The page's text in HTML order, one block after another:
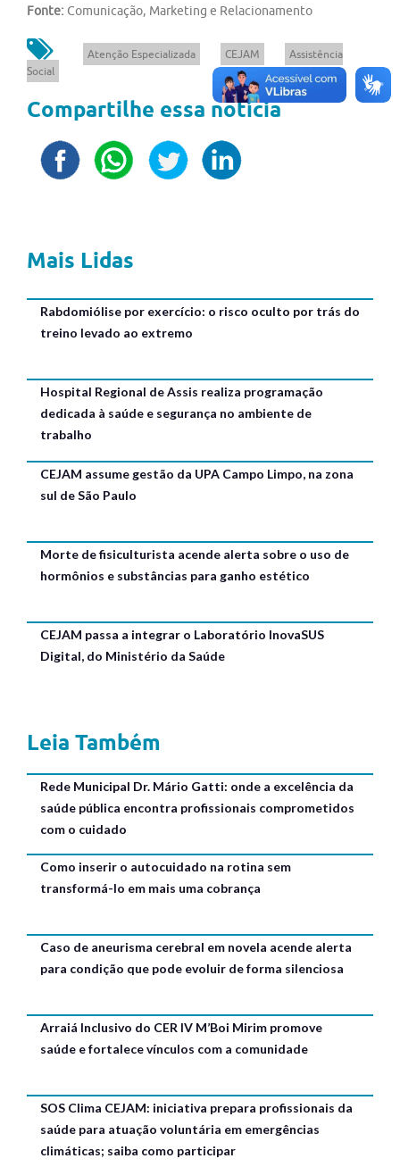
Fonte: Comunicação, Marketing e Relacionamento
Atenção Especializada CEJAM
Assistência
Social
Compartilhe essa notícia
Mais Lidas
Rabdomiólise por exercício: o risco oculto por trás do
treino levado ao extremo
Hospital Regional de Assis realiza programação
dedicada à saúde e segurança no ambiente de
trabalho
CEJAM assume gestão da UPA Campo Limpo, na zona
sul de São Paulo
Morte de fisiculturista acende alerta sobre o uso de
hormônios e substâncias para ganho estético
CEJAM passa a integrar o Laboratório InovaSUS
Digital, do Ministério da Saúde
Leia Também
Rede Municipal Dr. Mário Gatti: onde a excelência da
saúde pública encontra profissionais comprometidos
com o cuidado
Como inserir o autocuidado na rotina sem
transformá-lo em mais uma cobrança
Caso de aneurisma cerebral em novela acende alerta
para condição que pode evoluir de forma silenciosa
Arraiá Inclusivo do CER IV M’Boi Mirim promove
saúde e fortalece vínculos com a comunidade
SOS Clima CEJAM: iniciativa prepara profissionais da
saúde para atuação voluntária em emergências
climáticas; saiba como participar